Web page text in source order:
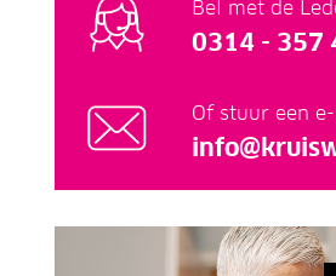
Bel met de
0314 - 357
Of stuur een e-